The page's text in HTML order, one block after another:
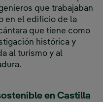
que trabajaban
en el edificio de la
que tiene como
histórica y
al turismo y al
en Castilla